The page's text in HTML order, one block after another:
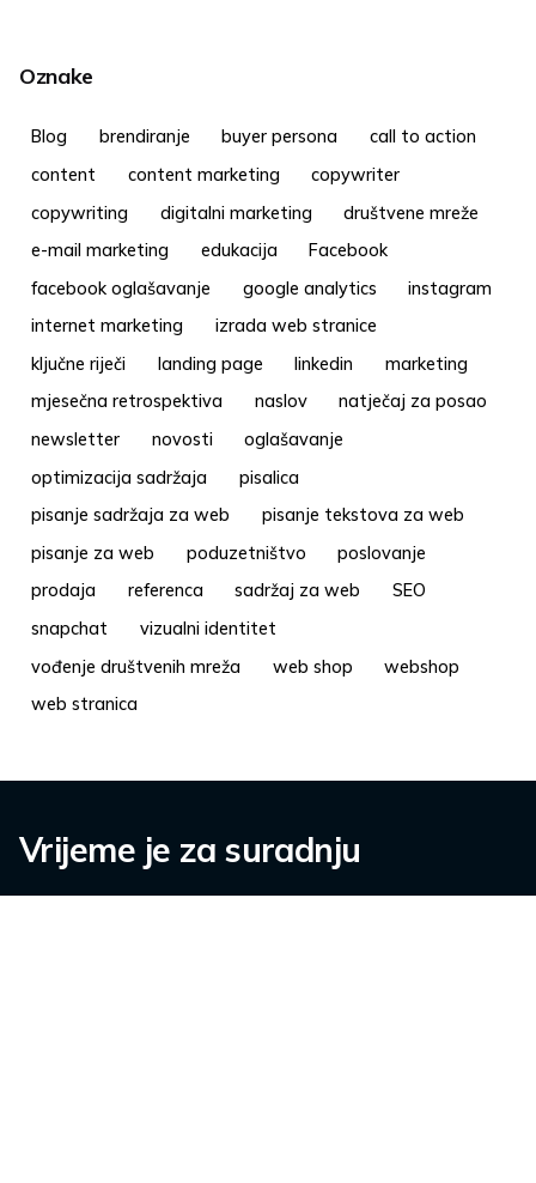
Oznake
Blog brendiranje buyer persona
call to action
content
content marketing
copywriter
copywriting
digitalni marketing
društvene mreže
e-mail marketing
edukacija
Facebook
facebook oglašavanje
google analytics
instagram
internet marketing
izrada web stranice
ključne riječi
landing page linkedin
marketing
mjesečna retrospektiva
naslov
natječaj za posao
newsletter
novosti
oglašavanje
optimizacija sadržaja
pisalica
pisanje sadržaja za web
pisanje tekstova za web
pisanje za web
poduzetništvo
poslovanje
prodaja
referenca sadržaj za web
SEO
snapchat
vizualni identitet
vođenje društvenih mreža
web shop
webshop
web stranica
Vrijeme je za suradnju